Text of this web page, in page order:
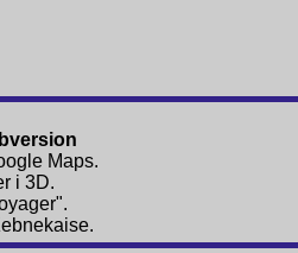
Maps.
i 3D.